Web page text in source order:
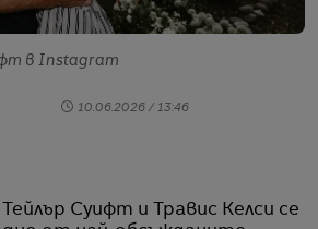
в Instagram
10.06.2026 / 13:46